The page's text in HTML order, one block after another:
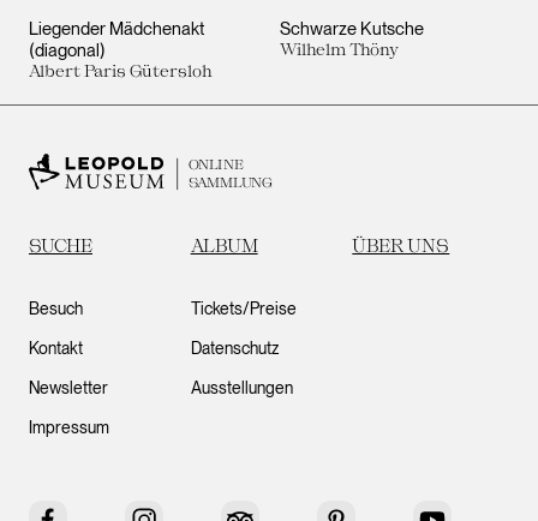
Liegender Mädchenakt
(diagonal)
Albert Paris Gütersloh
Schwarze Kutsche
Wilhelm Thöny
ONLINE
SAMMLUNG
SUCHE ALBUM ÜBER UNS
Besuch
Kontakt
Newsletter
Impressum
Tickets/Preise
Datenschutz
Ausstellungen